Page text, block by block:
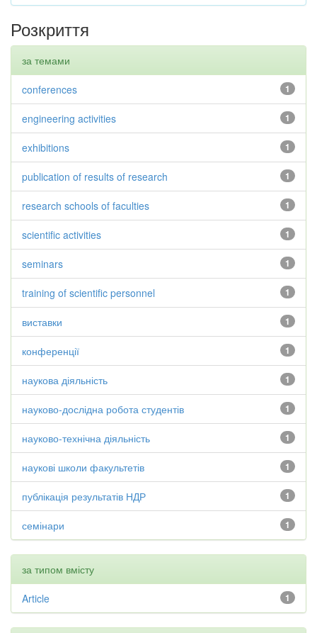
Розкриття
за темами
1
conferences
1
engineering activities
1
exhibitions
1
publication of results of research
1
research schools of faculties
1
scientific activities
1
seminars
1
training of scientific personnel
1
виставки
1
конференції
1
наукова діяльність
1
науково-дослідна робота студентів
1
науково-технічна діяльність
1
наукові школи факультетів
1
публікація результатів НДР
1
семінари
за типом вмісту
1
Article